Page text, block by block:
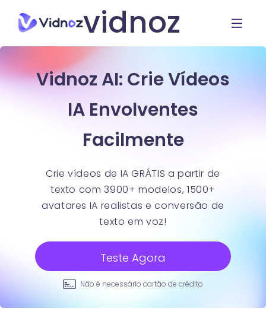
vidnoz
Vidnoz AI: Crie Vídeos
IA Envolventes
Facilmente
Crie vídeos de IA GRÁTIS a partir de
texto com 3900+ modelos, 1500+
avatares IA realistas e conversão de
texto em voz!
Teste Agora
Não é necessário cartão de crédito